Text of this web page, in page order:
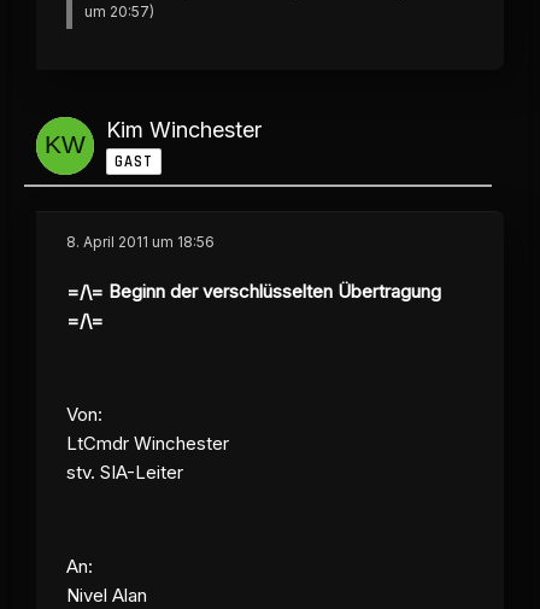
um 20:57)
Kim Winchester
GAST
8. April 2011 um 18:56
=/\= Beginn der verschlüsselten Übertragung
=/\=
Von:
LtCmdr Winchester
stv. SIA-Leiter
An:
Nivel Alan